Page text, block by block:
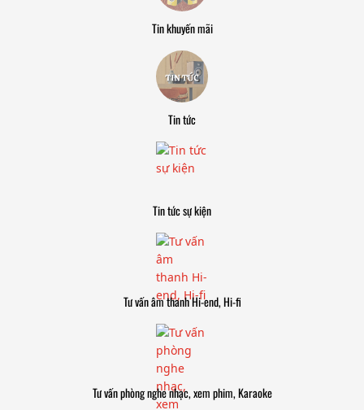
Tin khuyến mãi
Tin tức
Tin tức sự kiện
Tư vấn âm thanh Hi-end, Hi-fi
Tư vấn phòng nghe nhạc, xem phim, Karaoke